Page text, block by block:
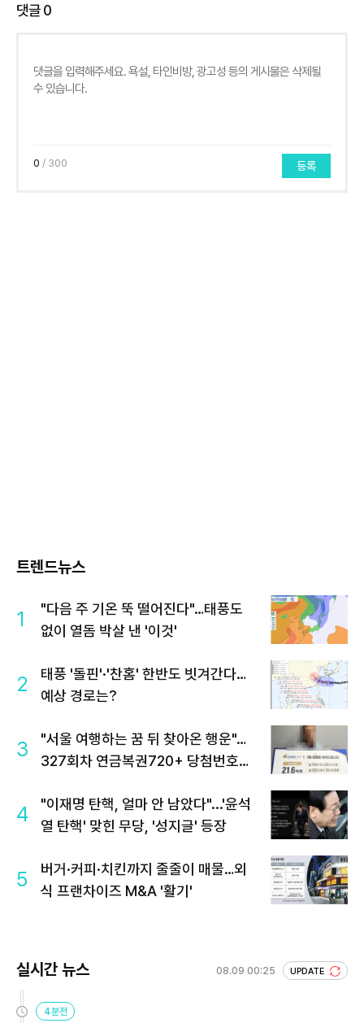
댓글0
0 / 300 등록
트렌드뉴스
1
"다음 주 기온 뚝 떨어진다"…태풍도
없이 열돔 박살 낸 '이것'
2
태풍 '돌핀'·'찬홈' 한반도 빗겨간다…
예상 경로는?
3
"서울 여행하는 꿈 뒤 찾아온 행운"…
327회차 연금복권720+ 당첨번호조
4
"이재명 탄핵, 얼마 안 남았다"...'윤석
열 탄핵' 맞힌 무당, '성지글' 등장
5
버거·커피·치킨까지 줄줄이 매물…외
식 프랜차이즈 M&A '활기'
실시간 뉴스 08.09 00:25 UPDATE
4분전